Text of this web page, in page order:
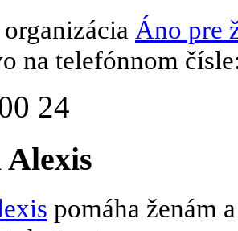
Áno pre
na telefónnom
24
Alexis
pomáha ženám